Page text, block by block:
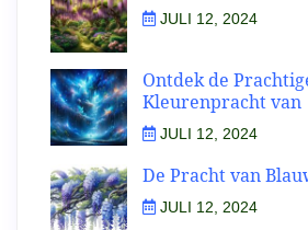
JULI 12, 2024
Ontdek de
Kleurenpracht van
JULI 12, 2024
De Pracht van
JULI 12, 2024